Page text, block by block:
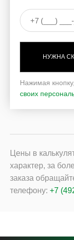
НУЖНА
Нажимая
своих
Цены в
характер, за
заказа
телефону: +7